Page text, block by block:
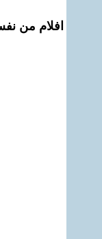
افلام من